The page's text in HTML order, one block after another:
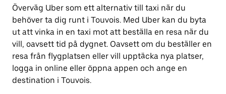
Överväg Uber som ett alternativ till taxi när du
behöver ta dig runt i Touvois. Med Uber kan du byta
ut att vinka in en taxi mot att beställa en resa när du
vill, oavsett tid på dygnet. Oavsett om du beställer en
resa från flygplatsen eller vill upptäcka nya platser,
logga in online eller öppna appen och ange en
destination i Touvois.